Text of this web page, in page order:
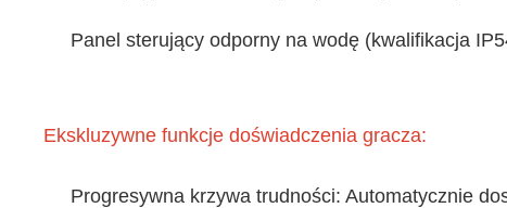
Panel sterujący odporny na wodę (kwalifikacja
Ekskluzywne funkcje doświadczenia gracza:
Progresywna krzywa trudności: Automatycznie